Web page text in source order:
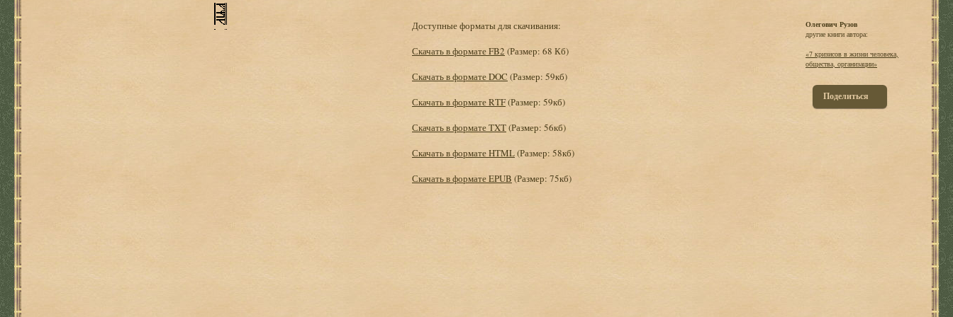
Доступные форматы для скачивания:
Скачать в формате FB2 (Размер: 68 Кб)
Скачать в формате DOC (Размер: 59кб)
Скачать в формате RTF(Размер: 59кб)
Скачать в формате TXT(Размер: 56кб)
Скачать в формате HTML(Размер: 58кб)
Скачать в формате EPUB (Размер: 75кб)
Олегович Рузов
другие книги автора:
«7 кризисов в жизни человека,
общества, организации»
Поделиться